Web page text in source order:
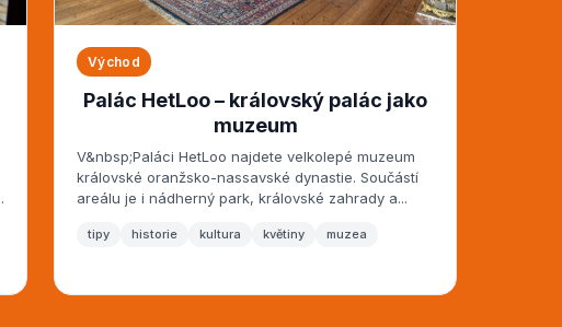
Východ
Palác HetLoo – královský palác jako
muzeum
V&nbsp;Paláci HetLoo najdete velkolepé muzeum
královské oranžsko-nassavské dynastie. Součástí
areálu je i nádherný park, královské zahrady a...
tipy historie kultura květiny muzea